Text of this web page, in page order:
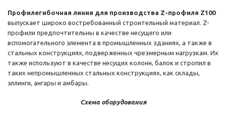
Профилегибочная линия для производства Z-профиля Z100
выпускает широко востребованный строительный материал. Z-
профили предпочтительны в качестве несущего или
вспомогательного элемента в промышленных зданиях, а также в
стальных конструкциях, подверженных чрезмерным нагрузкам. Их
также используют в качестве несущих колонн, балок и стропил в
таких непромышленных стальных конструкциях, как склады,
эллинги, ангары и амбары.
Схема оборудования